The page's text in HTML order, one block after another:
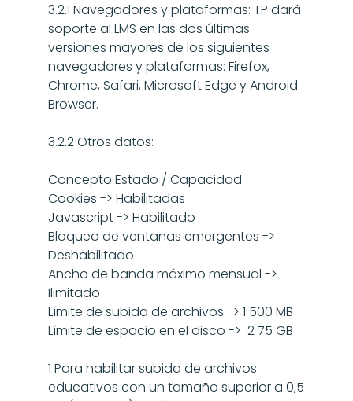
3.2.1 Navegadores y plataformas: TP dará
soporte al LMS en las dos últimas
versiones mayores de los siguientes
navegadores y plataformas: Firefox,
Chrome, Safari, Microsoft Edge y Android
Browser.
3.2.2 Otros datos:
Concepto Estado / Capacidad
Cookies -> Habilitadas
Javascript -> Habilitado
Bloqueo de ventanas emergentes ->
Deshabilitado
Ancho de banda máximo mensual ->
Ilimitado
Límite de subida de archivos -> 1 500 MB
Límite de espacio en el disco ->  2 75 GB
1 Para habilitar subida de archivos
educativos con un tamaño superior a 0,5